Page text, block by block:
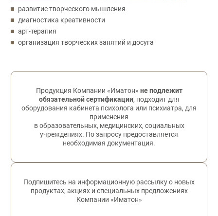
развитие творческого мышления
диагностика креативности
арт-терапия
организация творческих занятий и досуга
Обратная связь
Продукция Компании «Иматон» не подлежит
обязательной сертификации, подходит для
оборудования кабинета психолога или психиатра, для
применения
в образовательных, медицинских, социальных
учреждениях. По запросу предоставляется
необходимая документация.
Подпишитесь на информационную рассылку о новых
продуктах, акциях и специальных предложениях
Компании «Иматон»